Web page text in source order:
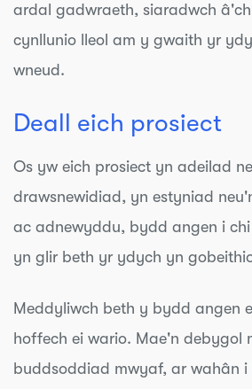
ardal gadwraeth, siaradwch
cynllunio lleol am y gwaith yr
wneud.
Deall eich prosiect
Os yw eich prosiect yn adeilad
drawsnewidiad, yn estyniad
ac adnewyddu, bydd angen i
yn glir beth yr ydych yn
Meddyliwch beth y bydd angen
hoffech ei wario. Mae'n debygol
buddsoddiad mwyaf, ar wahân i